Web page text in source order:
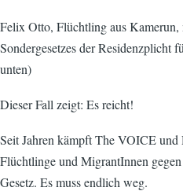
Felix Otto, Flüchtling aus Kamerun,
Sondergesetzes der Residenzplicht
unten)
Dieser Fall zeigt: Es reicht!
Seit Jahren kämpft The VOICE
Flüchtlinge und MigrantInnen
Gesetz. Es muss endlich weg.